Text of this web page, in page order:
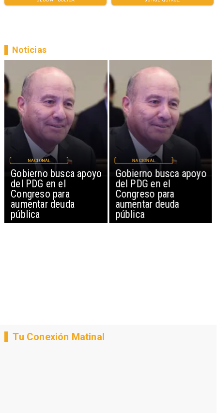
Gobierno busca apoyo
del PDG en el
Congreso para
aumentar deuda
pública
NACIONAL
Gobierno busca apoyo
del PDG en el
Congreso para
aumentar deuda
pública
NACIONAL
Noticias
Tu Conexión Matinal